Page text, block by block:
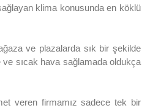
klima konusunda en köklü
ve plazalarda sık bir şekilde
ve sıcak hava sağlamada oldukça
veren firmamız sadece tek bir